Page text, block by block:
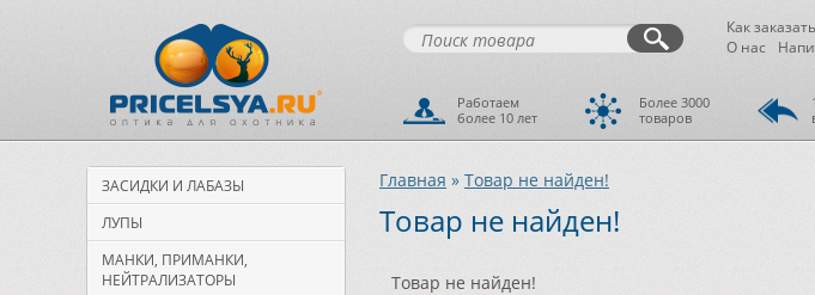
Как заказать
О нас
Работаем
более 10 лет
Более 3000
товаров
ЗАСИДКИ И ЛАБАЗЫ
ЛУПЫ
МАНКИ, ПРИМАНКИ,
НЕЙТРАЛИЗАТОРЫ
Главная » Товар не найден!
Товар не найден!
Товар не найден!